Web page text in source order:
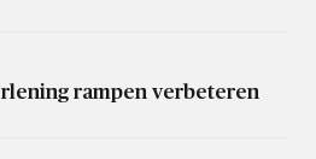
rampen verbeteren